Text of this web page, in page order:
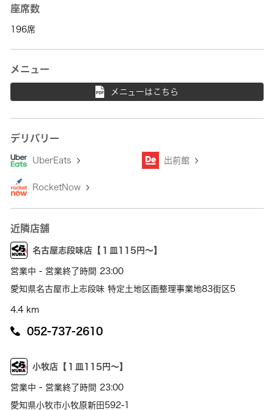
座席数
196席
メニュー
メニューはこちら
デリバリー
UberEats 出前館
RocketNow
近隣店舗
名古屋志段味店【１皿115円～】
営業中 - 営業終了時間 23:00
愛知県名古屋市上志段味 特定土地区画整理事業地83街区5
4.4 km
052-737-2610
小牧店【１皿115円～】
営業中 - 営業終了時間 23:00
愛知県小牧市小牧原新田592-1